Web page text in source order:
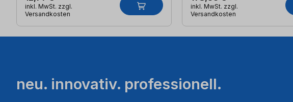
inkl. MwSt. zzgl.
Versandkosten
inkl. MwSt. zzgl.
Versandkosten
neu. innovativ. professionell.